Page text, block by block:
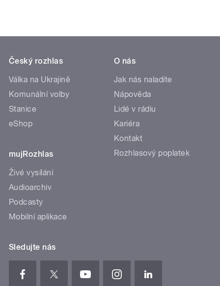
Český rozhlas
Válka na Ukrajině
Komunální volby
Stanice
eShop
mujRozhlas
Živé vysílání
Audioarchiv
Podcasty
Mobilní aplikace
O nás
Jak nás naladíte
Nápověda
Lidé v rádiu
Kariéra
Kontakt
Rozhlasový poplatek
Sledujte nás